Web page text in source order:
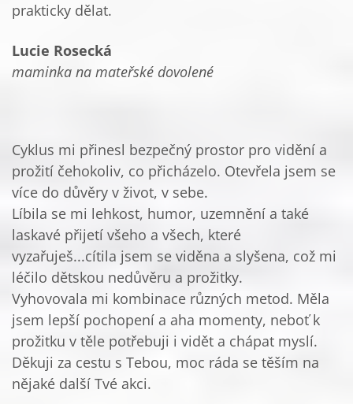
prakticky dělat.
Lucie Rosecká
maminka na mateřské dovolené
Cyklus mi přinesl bezpečný prostor pro vidění a
prožití čehokoliv, co přicházelo. Otevřela jsem se
více do důvěry v život, v sebe.
Líbila se mi lehkost, humor, uzemnění a také
laskavé přijetí všeho a všech, které
vyzařuješ...cítila jsem se viděna a slyšena, což mi
léčilo dětskou nedůvěru a prožitky.
Vyhovovala mi kombinace různých metod. Měla
jsem lepší pochopení a aha momenty, neboť k
prožitku v těle potřebuji i vidět a chápat myslí.
Děkuji za cestu s Tebou, moc ráda se těším na
nějaké další Tvé akci.